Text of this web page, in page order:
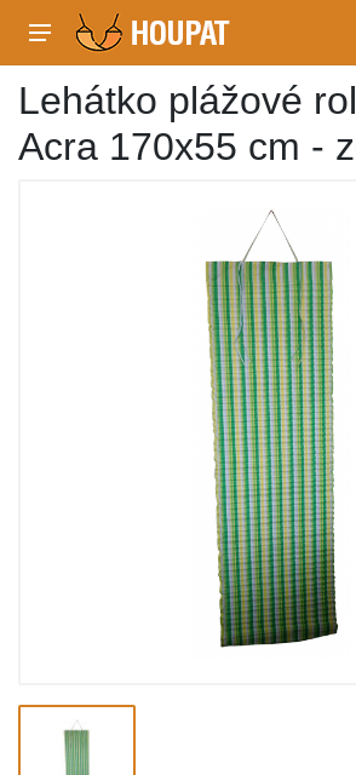
Lehátko plážové
Acra 170x55 cm -